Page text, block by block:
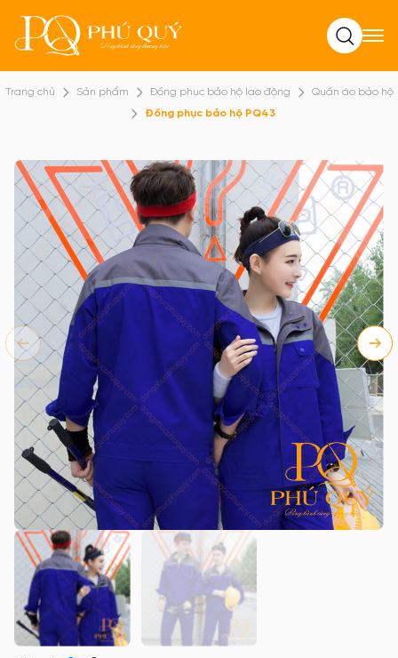
Tìm kiếm
Trang chủ Sản phẩm Đồng phục bảo hộ lao động
Quần áo bảo hộ
Đồng phục bảo hộ PQ43